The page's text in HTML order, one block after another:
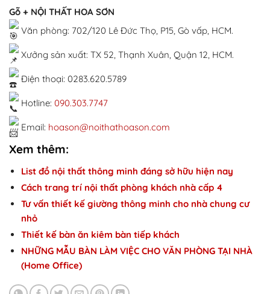
Gỗ + NỘI THẤT HOA SƠN
Văn phòng: 702/120 Lê Đức Thọ, P15, Gò vấp, HCM.
Xưởng sản xuất: TX 52, Thạnh Xuân, Quận 12, HCM.
Điện thoại: 0283.620.5789
Hotline: 090.303.7747
Email: hoason@noithathoason.com
Xem thêm:
List đồ nội thất thông minh đáng sở hữu hiện nay
Cách trang trí nội thất phòng khách nhà cấp 4
Tư vấn thiết kế giường thông minh cho nhà chung cư
nhỏ
Thiết kế bàn ăn kiêm bàn tiếp khách
NHỮNG MẪU BÀN LÀM VIỆC CHO VĂN PHÒNG TẠI NHÀ
(Home Office)